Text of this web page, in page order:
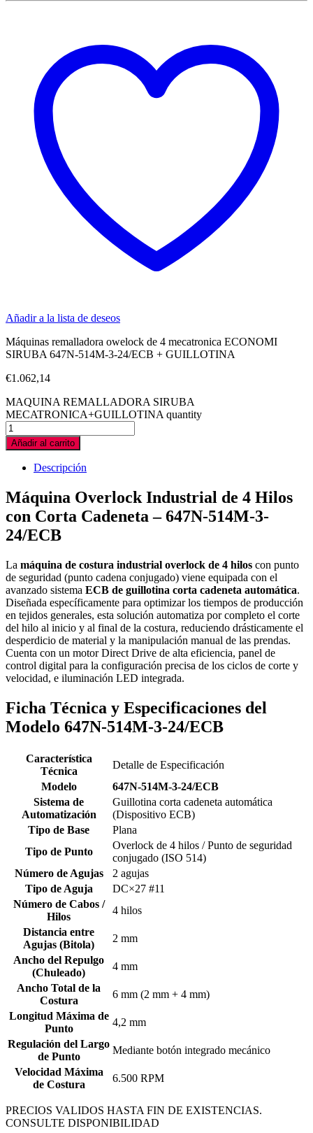
Añadir a la lista de deseos
Máquinas remalladora owelock de 4 mecatronica ECONOMI
SIRUBA 647N-514M-3-24/ECB + GUILLOTINA
€1.062,14
MAQUINA REMALLADORA SIRUBA
MECATRONICA+GUILLOTINA quantity
Añadir al carrito
Descripción
Máquina Overlock Industrial de 4 Hilos
con Corta Cadeneta – 647N-514M-3-
24/ECB
La máquina de costura industrial overlock de 4 hilos con punto
de seguridad (punto cadena conjugado) viene equipada con el
avanzado sistema ECB de guillotina corta cadeneta automática.
Diseñada específicamente para optimizar los tiempos de producción
en tejidos generales, esta solución automatiza por completo el corte
del hilo al inicio y al final de la costura, reduciendo drásticamente el
desperdicio de material y la manipulación manual de las prendas.
Cuenta con un motor Direct Drive de alta eficiencia, panel de
control digital para la configuración precisa de los ciclos de corte y
velocidad, e iluminación LED integrada.
Ficha Técnica y Especificaciones del
Modelo 647N-514M-3-24/ECB
Característica
Técnica
Detalle de Especificación
Modelo
647N-514M-3-24/ECB
Sistema de
Automatización
Guillotina corta cadeneta automática
(Dispositivo ECB)
Tipo de Base
Plana
Tipo de Punto
Overlock de 4 hilos / Punto de seguridad
conjugado (ISO 514)
Número de Agujas
2 agujas
Tipo de Aguja
DC×27 #11
Número de Cabos /
Hilos
4 hilos
Distancia entre
Agujas (Bitola)
2 mm
Ancho del Repulgo
(Chuleado)
4 mm
Ancho Total de la
Costura
6 mm (2 mm + 4 mm)
Longitud Máxima de
Punto
4,2 mm
Regulación del Largo
de Punto
Mediante botón integrado mecánico
Velocidad Máxima
de Costura
6.500 RPM
PRECIOS VALIDOS HASTA FIN DE EXISTENCIAS.
CONSULTE DISPONIBILIDAD